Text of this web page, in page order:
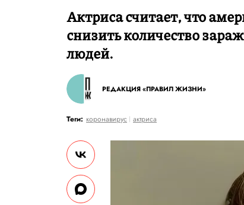
Актриса считает, что
снизить количество
людей.
РЕДАКЦИЯ «ПРАВИЛ ЖИЗНИ»
Теги: коронавирус актриса